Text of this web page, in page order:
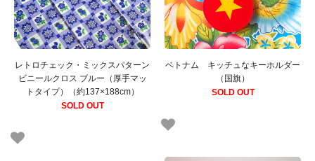
レトロチェック・ミックスパターン
ビニールクロス ブルー（厚手マッ
トタイプ）（約137×188cm）
SOLD OUT
ベトナム キッチュなキーホルダー
（国旗）
SOLD OUT